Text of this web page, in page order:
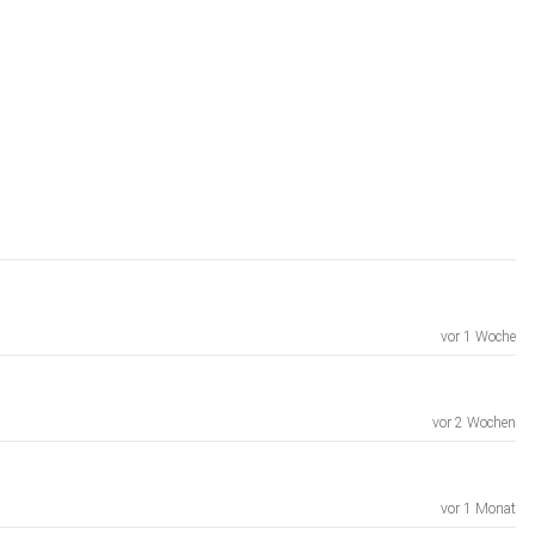
vor 1 Woche
vor 2 Wochen
vor 1 Monat